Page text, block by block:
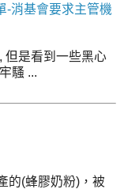
-消基會要求主管機
但是看到一些黑心
騷 ...
的(蜂膠奶粉)，被